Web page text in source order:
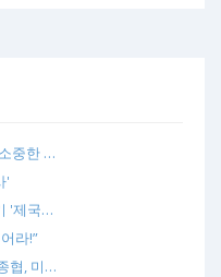
중한 …
'
'제국…
라!”
협, 미…